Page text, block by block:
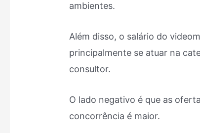
ambientes.
Além disso, o salário do
principalmente se atuar na
consultor.
O lado negativo é que as
concorrência é maior.